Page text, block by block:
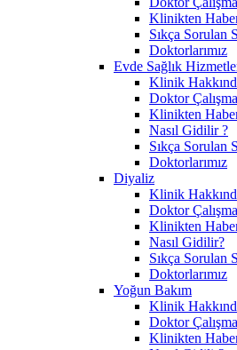
Klinikten
Sıkça Sorulan
Doktorlarımız
Evde Sağlık
Klinik
Doktor
Klinikten
Nasıl Gidilir ?
Sıkça Sorulan
Doktorlarımız
Diyaliz
Klinik
Doktor
Klinikten
Nasıl Gidilir?
Sıkça Sorulan
Doktorlarımız
Yoğun Bakım
Klinik
Doktor
Klinikten